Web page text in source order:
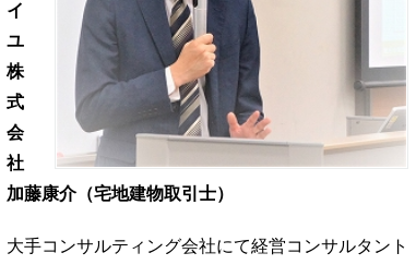
イ
ユ
株
式
会
社
加藤康介（宅地建物取引士）
大手コンサルティング会社にて経営コンサルタント